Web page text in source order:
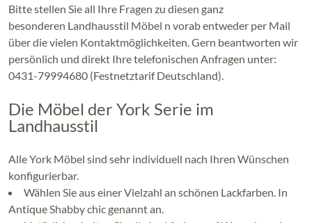
Bitte stellen Sie all Ihre Fragen zu diesen ganz
besonderen Landhausstil Möbel n vorab entweder per Mail
über die vielen Kontaktmöglichkeiten. Gern beantworten wir
persönlich und direkt Ihre telefonischen Anfragen unter:
0431-79994680 (Festnetztarif Deutschland).
Die Möbel der York Serie im
Landhausstil
Alle York Möbel sind sehr individuell nach Ihren Wünschen
konfigurierbar.
Wählen Sie aus einer Vielzahl an schönen Lackfarben. In
Antique Shabby chic genannt an.